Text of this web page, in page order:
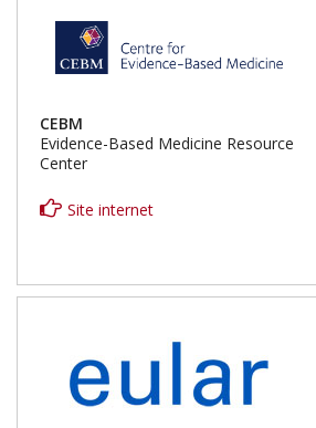
CEBM
Evidence-Based Medicine Resource
Center
Site internet